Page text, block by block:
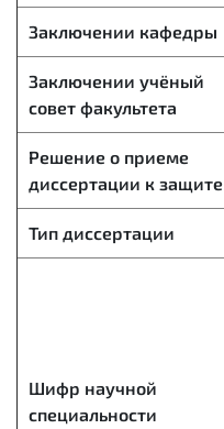
Заключении кафедры
Заключении учёный
совет факультета
Решение о приеме
диссертации к защите
Тип диссертации
Шифр научной
специальности